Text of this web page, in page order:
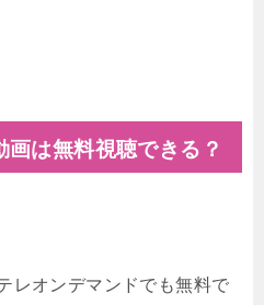
は無料視聴できる？
レオンデマンドでも無料で